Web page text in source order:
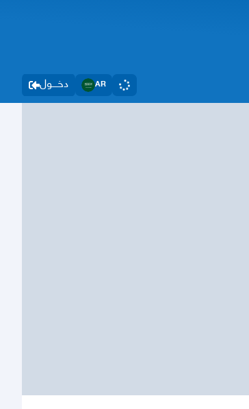
دخــــول AR